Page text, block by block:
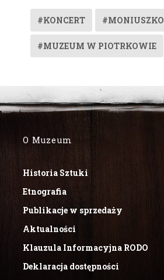
#KONCERT #MONIUSZKO
#MUZEUM W PIOTRKOWIE
O Muzeum
Historia Sztuki
Etnografia
Publikacje w sprzedaży
Aktualności
Klauzula Informacyjna RODO
Deklaracja dostępności